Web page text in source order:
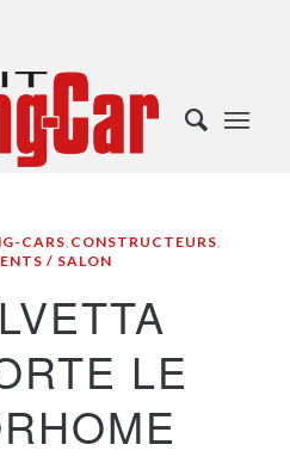
CARS, CONSTRUCTEURS,
/ SALON
LE